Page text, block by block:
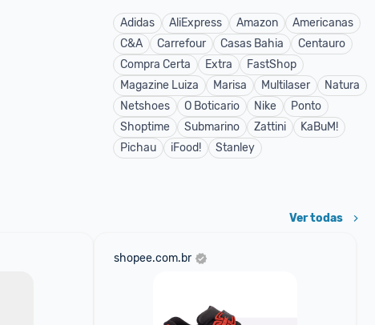
Adidas AliExpress Amazon
Americanas
C&A
Carrefour Casas Bahia
Centauro
Compra Certa
Extra
FastShop
Magazine Luiza
Marisa Multilaser
Natura
Netshoes
O Boticario Nike
Ponto
Shoptime
Submarino Zattini
KaBuM!
Pichau
iFood! Stanley
Ver todas
shopee.com.br